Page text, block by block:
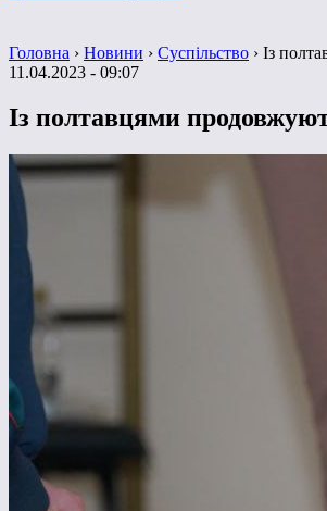
Головна › Новини › Суспільство › Із
11.04.2023 - 09:07
Із полтавцями